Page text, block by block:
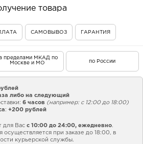
товара
САМОВЫВОЗ ГАРАНТИЯ
пределами МКАД по
Москве и МО
по России
либо на следующий
6 часов (например: с 12:00 до 18:00)
: +200 рублей
для Вас с 10:00 до 24:00, ежедневно.
осуществляется при заказе до 18:00, в
курьерской службы.